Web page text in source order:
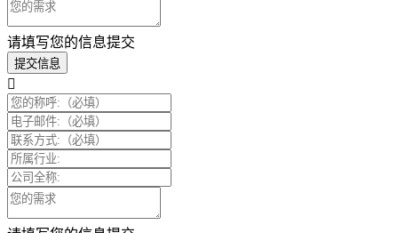
请填写您的信息提交
提交信息